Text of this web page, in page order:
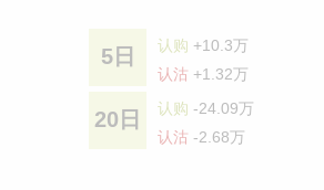
5日 认购 +10.3万
认沽 +1.32万
20日 认购 -24.09万
认沽 -2.68万